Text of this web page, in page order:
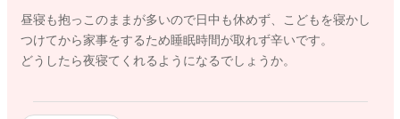
昼寝も抱っこのままが多いので日中も休めず、こどもを寝かし
つけてから家事をするため睡眠時間が取れず辛いです。
どうしたら夜寝てくれるようになるでしょうか。